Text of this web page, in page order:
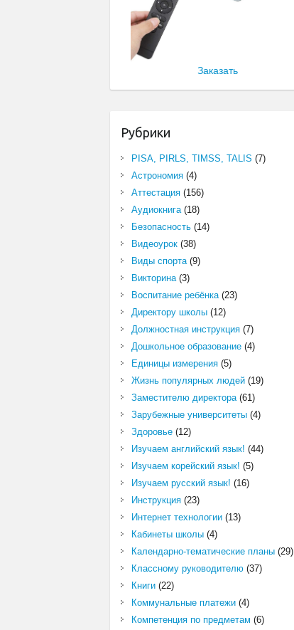
Заказать
Рубрики
PISA, PIRLS, TIMSS, TALIS (7)
Астрономия(4)
Аттестация(156)
Аудиокнига(18)
Безопасность(14)
Видеоурок(38)
Виды спорта(9)
Викторина(3)
Воспитание ребёнка(23)
Директору школы(12)
Должностная инструкция(7)
Дошкольное образование(4)
Единицы измерения(5)
Жизнь популярных людей(19)
Заместителю директора(61)
Зарубежные университеты(4)
Здоровье(12)
Изучаем английский язык! (44)
Изучаем корейский язык! (5)
Изучаем русский язык! (16)
Инструкция(23)
Интернет технологии(13)
Кабинеты школы(4)
Календарно-тематические планы(29)
Классному руководителю(37)
Книги(22)
Коммунальные платежи(4)
Компетенция по предметам (6)